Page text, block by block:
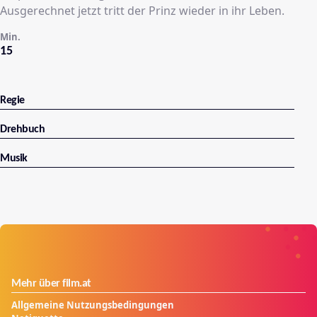
Ausgerechnet jetzt tritt der Prinz wieder in ihr Leben.
15
Min.
Regie
Drehbuch
Musik
Mehr über film.at
Allgemeine Nutzungsbedingungen